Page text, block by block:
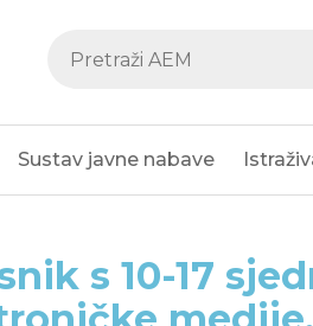
Sustav javne nabave
s 10-17